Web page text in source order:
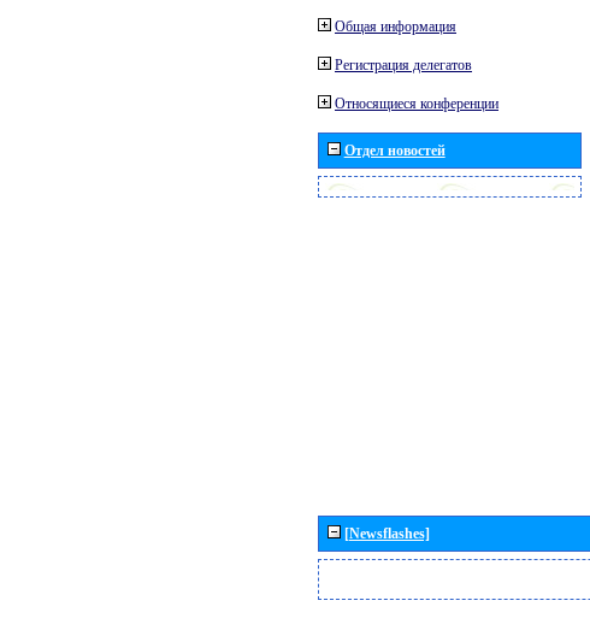
Общая информация
Регистрация делегатов
Относящиеся конференции
Отдел новостей
[Newsflashes]